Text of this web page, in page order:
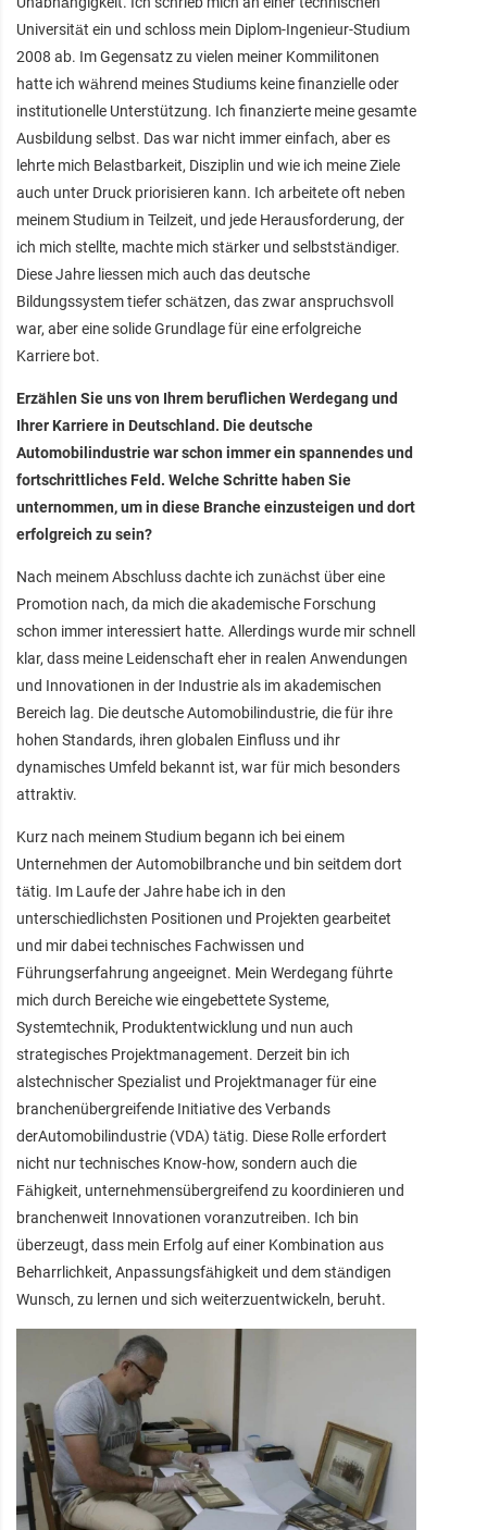
Universität ein und schloss mein Diplom-Ingenieur-Studium
2008 ab. Im Gegensatz zu vielen meiner Kommilitonen
hatte ich während meines Studiums keine finanzielle oder
institutionelle Unterstützung. Ich finanzierte meine gesamte
Ausbildung selbst. Das war nicht immer einfach, aber es
lehrte mich Belastbarkeit, Disziplin und wie ich meine Ziele
auch unter Druck priorisieren kann. Ich arbeitete oft neben
meinem Studium in Teilzeit, und jede Herausforderung, der
ich mich stellte, machte mich stärker und selbstständiger.
Diese Jahre liessen mich auch das deutsche
Bildungssystem tiefer schätzen, das zwar anspruchsvoll
war, aber eine solide Grundlage für eine erfolgreiche
Karriere bot.
Erzählen Sie uns von Ihrem beruflichen Werdegang und
Ihrer Karriere in Deutschland. Die deutsche
Automobilindustrie war schon immer ein spannendes und
fortschrittliches Feld. Welche Schritte haben Sie
unternommen, um in diese Branche einzusteigen und dort
erfolgreich zu sein?
Nach meinem Abschluss dachte ich zunächst über eine
Promotion nach, da mich die akademische Forschung
schon immer interessiert hatte. Allerdings wurde mir schnell
klar, dass meine Leidenschaft eher in realen Anwendungen
und Innovationen in der Industrie als im akademischen
Bereich lag. Die deutsche Automobilindustrie, die für ihre
hohen Standards, ihren globalen Einfluss und ihr
dynamisches Umfeld bekannt ist, war für mich besonders
attraktiv.
Kurz nach meinem Studium begann ich bei einem
Unternehmen der Automobilbranche und bin seitdem dort
tätig. Im Laufe der Jahre habe ich in den
unterschiedlichsten Positionen und Projekten gearbeitet
und mir dabei technisches Fachwissen und
Führungserfahrung angeeignet. Mein Werdegang führte
mich durch Bereiche wie eingebettete Systeme,
Systemtechnik, Produktentwicklung und nun auch
strategisches Projektmanagement. Derzeit bin ich
alstechnischer Spezialist und Projektmanager für eine
branchenübergreifende Initiative des Verbands
derAutomobilindustrie (VDA) tätig. Diese Rolle erfordert
nicht nur technisches Know-how, sondern auch die
Fähigkeit, unternehmensübergreifend zu koordinieren und
branchenweit Innovationen voranzutreiben. Ich bin
überzeugt, dass mein Erfolg auf einer Kombination aus
Beharrlichkeit, Anpassungsfähigkeit und dem ständigen
Wunsch, zu lernen und sich weiterzuentwickeln, beruht.